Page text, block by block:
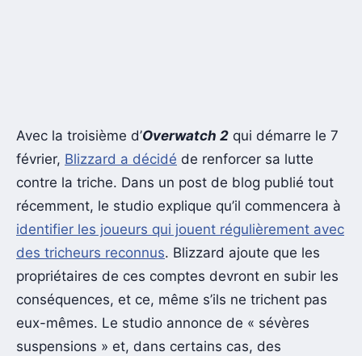
Avec la troisième d’Overwatch 2 qui démarre le 7
février, Blizzard a décidé de renforcer sa lutte
contre la triche. Dans un post de blog publié tout
récemment, le studio explique qu’il commencera à
identifier les joueurs qui jouent régulièrement avec
des tricheurs reconnus. Blizzard ajoute que les
propriétaires de ces comptes devront en subir les
conséquences, et ce, même s’ils ne trichent pas
eux-mêmes. Le studio annonce de « sévères
suspensions » et, dans certains cas, des